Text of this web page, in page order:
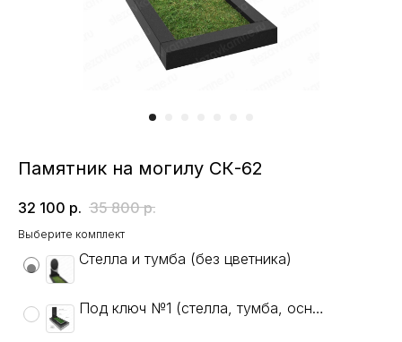
Памятник на могилу СК-62
32 100 р. 35 800 р.
Выберите комплект
Стелла и тумба (без цветника)
Под ключ №1 (стелла, тумба, основание, цветник, гравировка: ФИО, даты, крест, 1 портрет)